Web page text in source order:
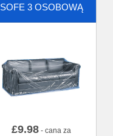
SOFE 3 OSOBOWĄ
£9.98 - cana za